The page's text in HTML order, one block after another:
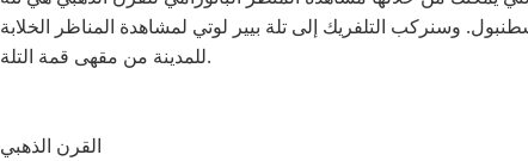
وسنركب التلفريك إلى تلة بيير لوتي لمشاهدة المناظر الخلابة
للمدينة من مقهى قمة التلة.
القرن الذهبي